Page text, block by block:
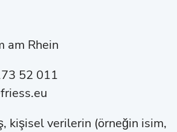
am Rhein
52 011
kişisel verilerin (örneğin isim,